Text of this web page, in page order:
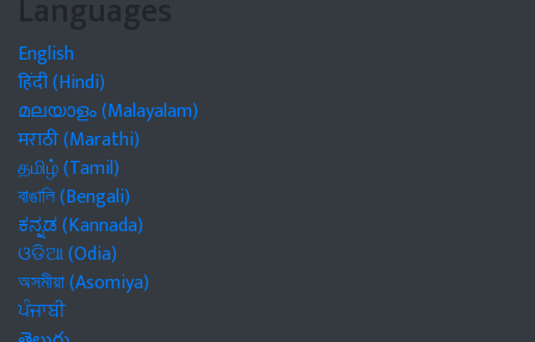
English
हिंदी (Hindi)
മലയാളം (Malayalam)
मराठी (Marathi)
தமிழ் (Tamil)
বাঙালি (Bengali)
ಕನ್ನಡ (Kannada)
ଓଡିଆ (Odia)
অসমীয়া (Asomiya)
ਪੰਜਾਬੀ